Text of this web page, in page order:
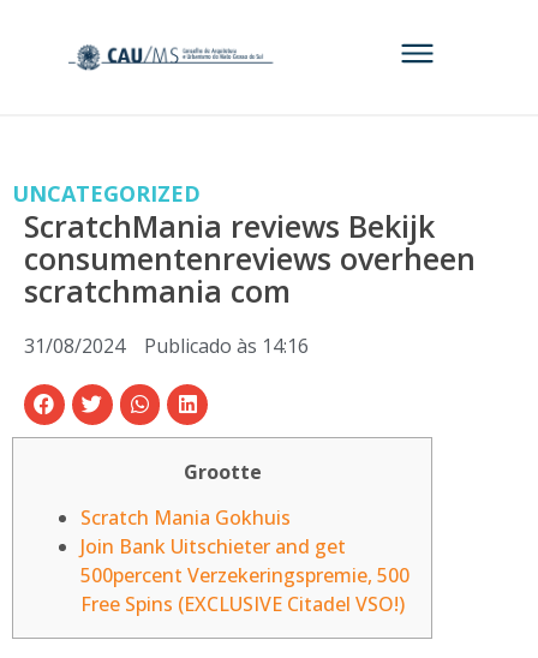
UNCATEGORIZED
ScratchMania reviews Bekijk
consumentenreviews overheen
scratchmania com
31/08/2024 Publicado às 14:16
Grootte
Scratch Mania Gokhuis
Join Bank Uitschieter and get
500percent Verzekeringspremie, 500
Free Spins (EXCLUSIVE Citadel VSO!)